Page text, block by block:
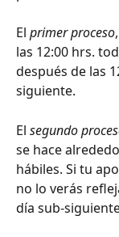
El primer proceso
las 12:00 hrs.
después de las
siguiente.
El segundo
se hace
hábiles. Si tu
no lo verás
día sub-